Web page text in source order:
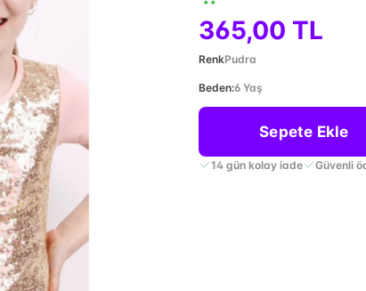
365,00 TL
RenkPudra
Beden:6 Yaş
Sepete Ekle
14 gün kolay iade Güvenli